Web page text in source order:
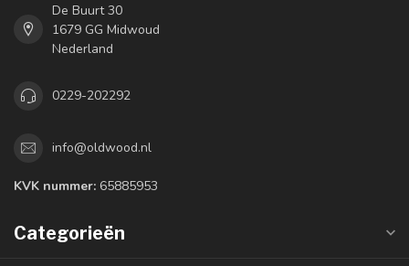
De Buurt 30
1679 GG Midwoud
Nederland
0229-202292
info@oldwood.nl
KVK nummer: 65885953
Categorieën